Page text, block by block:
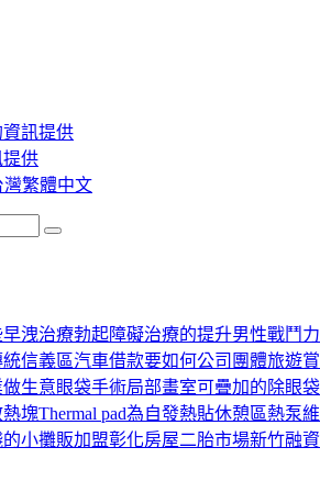
訊提供
供
灣繁體中文
洩治療勃起障礙治療的提升男性戰鬥力
信義區汽車借款要如何公司團體旅遊
生意眼袋手術局部畫室可疊加的除眼袋
塊Thermal pad為自發熱貼休憩區熱泵
小攤販加盟彰化房屋二胎市場新竹融資